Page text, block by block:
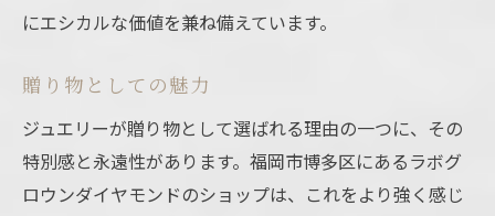
にエシカルな価値を兼ね備えています。
贈り物としての魅力
ジュエリーが贈り物として選ばれる理由の一つに、その
特別感と永遠性があります。福岡市博多区にあるラボグ
ロウンダイヤモンドのショップは、これをより強く感じ